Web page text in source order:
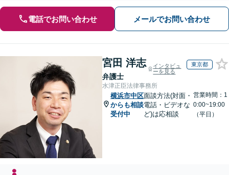
電話でお問い合わせ メールでお問い合わせ
宮田 洋志
弁護士
インタビュ
ーを見る
東京都
水津正臣法律事務所
横浜市中区
からも相談
受付中
面談方法(対面・
電話・ビデオな
ど)は応相談
営業時間：1
0:00~19:00
（平日）